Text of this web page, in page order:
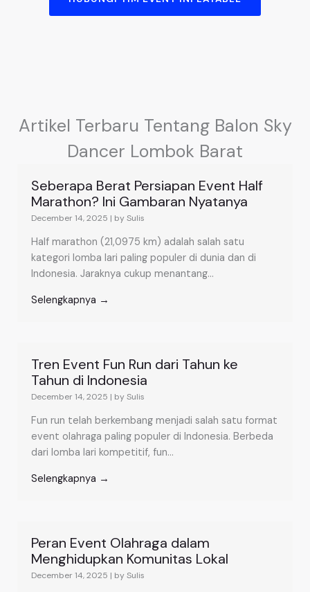
Artikel Terbaru Tentang Balon Sky
Dancer Lombok Barat
Seberapa Berat Persiapan Event Half
Marathon? Ini Gambaran Nyatanya
December 14, 2025 | by Sulis
Half marathon (21,0975 km) adalah salah satu
kategori lomba lari paling populer di dunia dan di
Indonesia. Jaraknya cukup menantang...
Selengkapnya →
Tren Event Fun Run dari Tahun ke
Tahun di Indonesia
December 14, 2025 | by Sulis
Fun run telah berkembang menjadi salah satu format
event olahraga paling populer di Indonesia. Berbeda
dari lomba lari kompetitif, fun...
Selengkapnya →
Peran Event Olahraga dalam
Menghidupkan Komunitas Lokal
December 14, 2025 | by Sulis